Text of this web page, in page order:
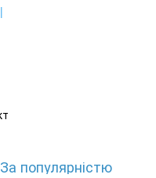
За популярністю